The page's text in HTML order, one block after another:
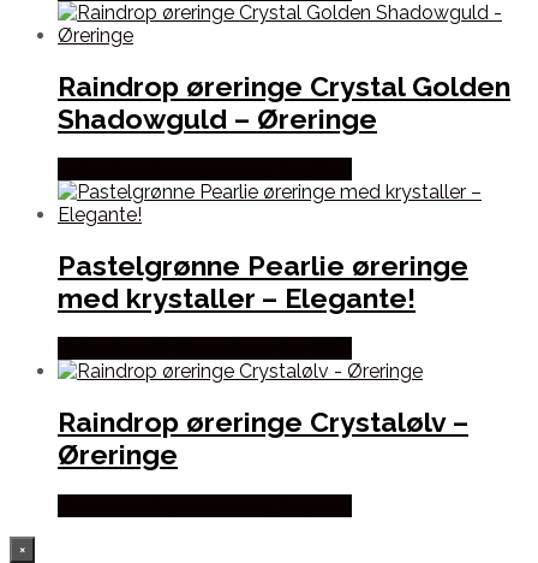
Raindrop øreringe Crystal Golden
Shadowguld – Øreringe
Pastelgrønne Pearlie øreringe
med krystaller – Elegante!
Raindrop øreringe Crystalølv –
Øreringe
×